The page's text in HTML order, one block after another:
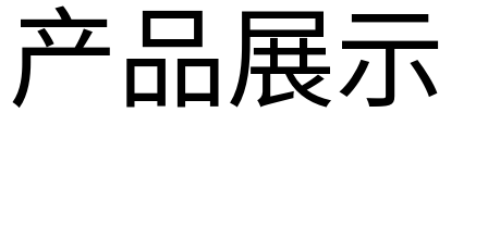
产品展示